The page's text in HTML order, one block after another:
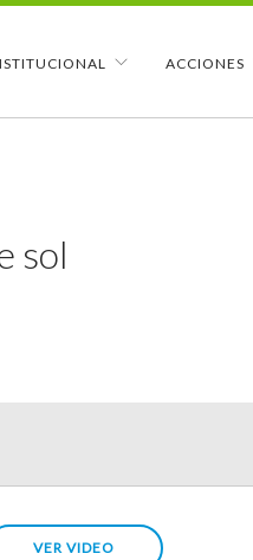
ACCIONES
sol
VER VIDEO